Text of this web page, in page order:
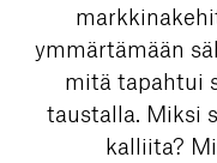
ymmärtämään
mitä tapahtui
taustalla. Miksi
kalliita?